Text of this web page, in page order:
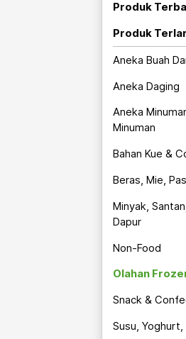
Produk
Produk
Aneka Buah
Aneka Daging
Aneka
Minuman
Bahan Kue &
Beras, Mie,
Minyak,
Dapur
Non-Food
Olahan
Snack &
Susu,